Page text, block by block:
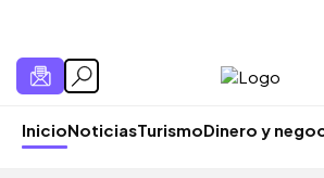
InicioNoticiasTurismoDinero y